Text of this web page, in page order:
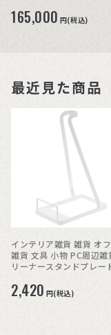
165,000 円(税込)
最近見た商品
インテリア雑貨 雑貨 オ
雑貨 文具 小物 PC周辺雑
リーナースタンドプレー
2,420 円(税込)